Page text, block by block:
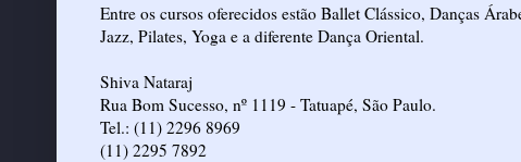
Entre os cursos oferecidos estão Ballet Clássico, Danças
Jazz, Pilates, Yoga e a diferente Dança Oriental.
Shiva Nataraj
Rua Bom Sucesso, nº 1119 - Tatuapé, São Paulo.
Tel.: (11) 2296 8969
(11) 2295 7892